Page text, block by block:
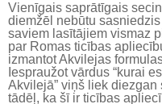
Vienīgais saprātīgais
diemžēl nebūtu
saviem lasītājiem vismaz
par Romas ticības
izmantot Akvilejas
Iespraužot vārdus “kurai
Akvilejā” viņš liek diezgan
tādēļ, ka šī ir ticības